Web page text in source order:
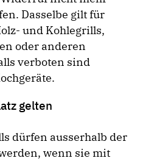
Dasselbe gilt für
und Kohlegrills,
oder anderen
verboten sind
gelten
dürfen ausserhalb der
wenn sie mit